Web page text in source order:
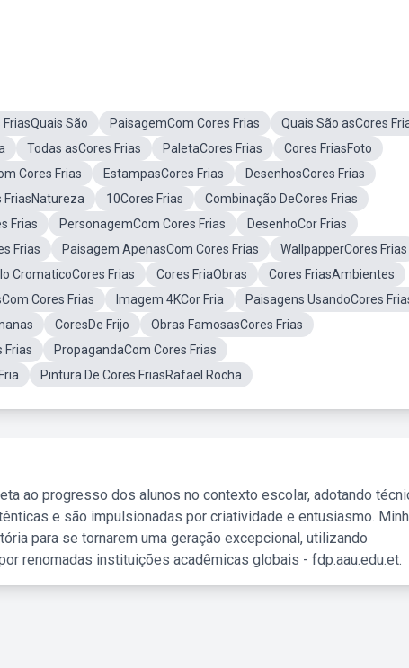
FriasQuais São PaisagemCom Cores Frias
Quais São asCores
Todas asCores Frias PaletaCores Frias
Cores FriasFoto
Cores Frias EstampasCores Frias
DesenhosCores Frias
FriasNatureza 10Cores Frias
Combinação DeCores Frias
Frias PersonagemCom Cores Frias
DesenhoCor Frias
Frias Paisagem ApenasCom Cores Frias
WallpapperCores Frias
CromaticoCores Frias Cores FriaObras
Cores FriasAmbientes
Cores Frias Imagem 4KCor Fria
Paisagens UsandoCores
CoresDe Frijo
Obras FamosasCores Frias
Frias
PropagandaCom Cores Frias
Pintura De Cores FriasRafael Rocha
ao progresso dos alunos no contexto escolar, adotando
e são impulsionadas por criatividade e entusiasmo.
para se tornarem uma geração excepcional, utilizando
renomadas instituições acadêmicas globais - fdp.aau.edu.et.